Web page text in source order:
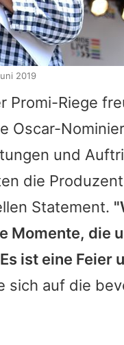
Promi-Riege
Oscar-
und
die
Statement.
Momente, die
ist eine Feier
sich auf die
2019